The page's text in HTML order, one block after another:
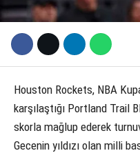
Houston Rockets, NBA
karşılaştığı Portland Trail
skorla mağlup ederek
Gecenin yıldızı olan milli